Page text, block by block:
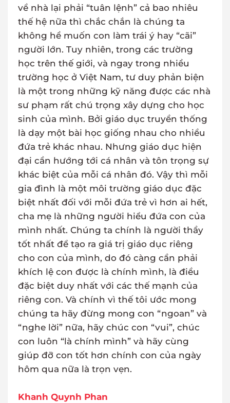
về nhà lại phải “tuân lệnh” cả bao nhiêu
thế hệ nữa thì chắc chắn là chúng ta
không hề muốn con làm trái ý hay “cãi”
người lớn. Tuy nhiên, trong các trường
học trên thế giới, và ngay trong nhiều
trường học ở Việt Nam, tư duy phản biện
là một trong những kỹ năng được các nhà
sư phạm rất chú trọng xây dựng cho học
sinh của mình. Bởi giáo dục truyền thống
là dạy một bài học giống nhau cho nhiều
đứa trẻ khác nhau. Nhưng giáo dục hiện
đại cần hướng tới cá nhân và tôn trọng sự
khác biệt của mỗi cá nhân đó. Vậy thì mỗi
gia đình là một môi trường giáo dục đặc
biệt nhất đối với mỗi đứa trẻ vì hơn ai hết,
cha mẹ là những người hiểu đứa con của
mình nhất. Chúng ta chính là người thầy
tốt nhất để tạo ra giá trị giáo dục riêng
cho con của mình, do đó càng cần phải
khích lệ con được là chính mình, là điều
đặc biệt duy nhất với các thế mạnh của
riêng con. Và chính vì thế tôi ước mong
chúng ta hãy đừng mong con “ngoan” và
“nghe lời” nữa, hãy chúc con “vui”, chúc
con luôn “là chính mình” và hãy cùng
giúp đỡ con tốt hơn chính con của ngày
hôm qua nữa là trọn vẹn.
Khanh Quynh Phan